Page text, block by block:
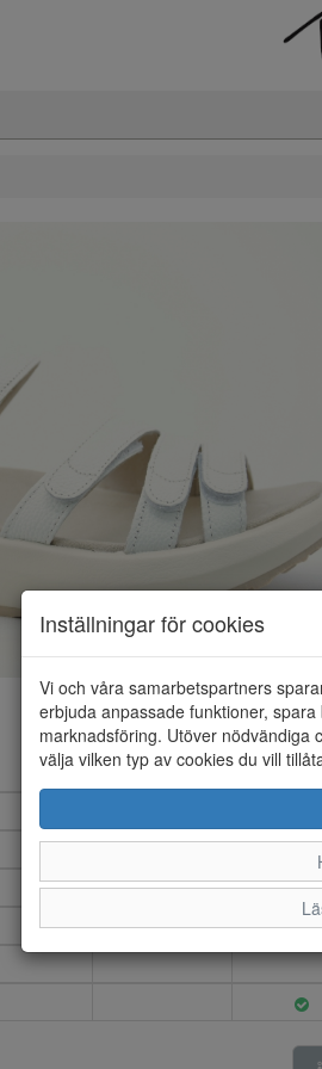
Inställningar för cookies
Vi och våra samarbetspartners
erbjuda anpassade funktioner,
marknadsföring. Utöver nödvändiga
välja vilken typ av cookies du vill